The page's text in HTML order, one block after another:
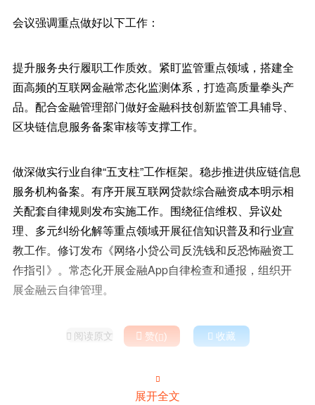
会议强调重点做好以下工作：
提升服务央行履职工作质效。紧盯监管重点领域，搭建全
面高频的互联网金融常态化监测体系，打造高质量拳头产
品。配合金融管理部门做好金融科技创新监管工具辅导、
区块链信息服务备案审核等支撑工作。
做深做实行业自律“五支柱”工作框架。稳步推进供应链信息
服务机构备案。有序开展互联网贷款综合融资成本明示相
关配套自律规则发布实施工作。围绕征信维权、异议处
理、多元纠纷化解等重点领域开展征信知识普及和行业宣
教工作。修订发布《网络小贷公司反洗钱和反恐怖融资工
作指引》。常态化开展金融App自律检查和通报，组织开
展金融云自律管理。
 阅读原文  赞()  收藏

展开全文